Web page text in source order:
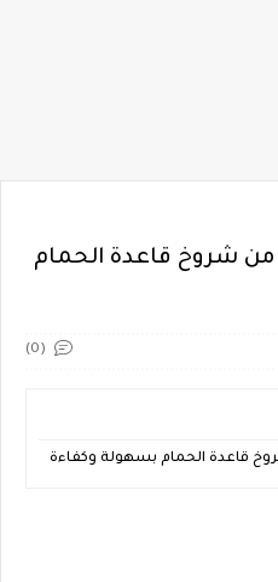
شروخ قاعدة الحمام
(0)
قاعدة الحمام بسهولة وكفاءة